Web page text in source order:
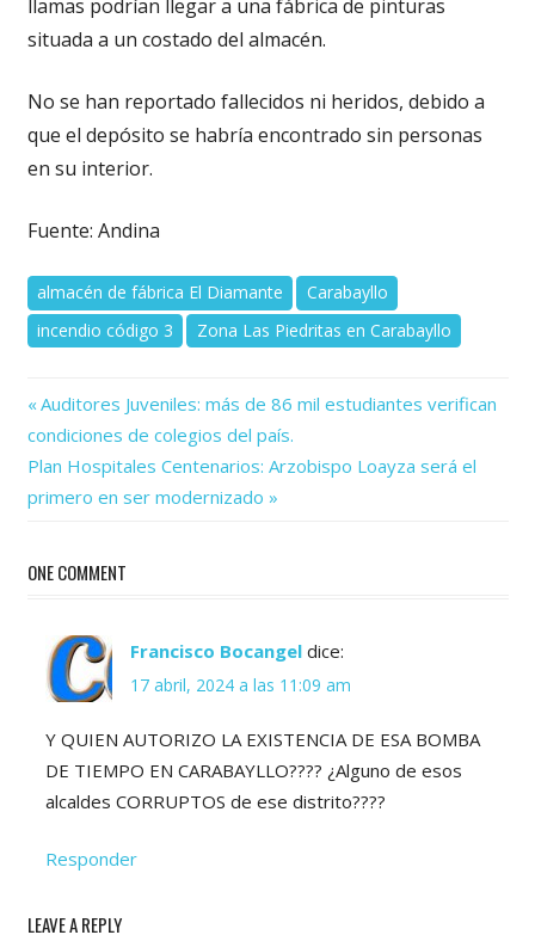
llamas podrían llegar a una fábrica de pinturas
situada a un costado del almacén.
No se han reportado fallecidos ni heridos, debido a
que el depósito se habría encontrado sin personas
en su interior.
Fuente: Andina
almacén de fábrica El Diamante
Carabayllo
incendio código 3
Zona Las Piedritas en Carabayllo
Navegación
de
entradas
Previous
Post:
Auditores Juveniles: más de 86 mil estudiantes verifican
condiciones de colegios del país.
Next
Post:
Plan Hospitales Centenarios: Arzobispo Loayza será el
primero en ser modernizado
ONE COMMENT
Francisco Bocangel dice:
17 abril, 2024 a las 11:09 am
Y QUIEN AUTORIZO LA EXISTENCIA DE ESA BOMBA
DE TIEMPO EN CARABAYLLO???? ¿Alguno de esos
alcaldes CORRUPTOS de ese distrito????
Responder
LEAVE A REPLY